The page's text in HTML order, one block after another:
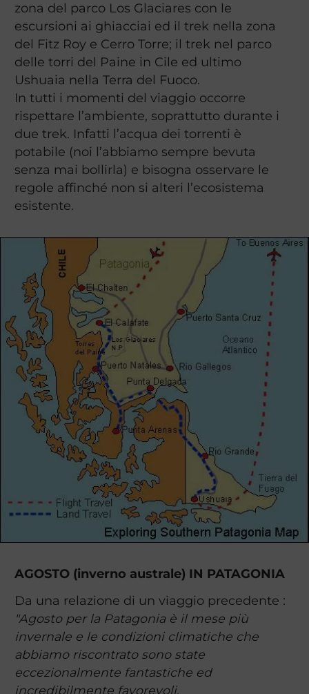
zona del parco Los Glaciares con le
escursioni ai ghiacciai ed il trek nella zona
del Fitz Roy e Cerro Torre; il trek nel parco
delle torri del Paine in Cile ed ultimo
Ushuaia nella Terra del Fuoco.
In tutti i momenti del viaggio occorre
rispettare l’ambiente, soprattutto durante i
due trek. Infatti l’acqua dei torrenti è
potabile (noi l’abbiamo sempre bevuta
senza mai bollirla) e bisogna osservare le
regole affinché non si alteri l’ecosistema
esistente.
AGOSTO (inverno australe) IN PATAGONIA
Da una relazione di un viaggio precedente :
"Agosto per la Patagonia è il mese più
invernale e le condizioni climatiche che
abbiamo riscontrato sono state
eccezionalmente fantastiche ed
incredibilmente favorevoli.